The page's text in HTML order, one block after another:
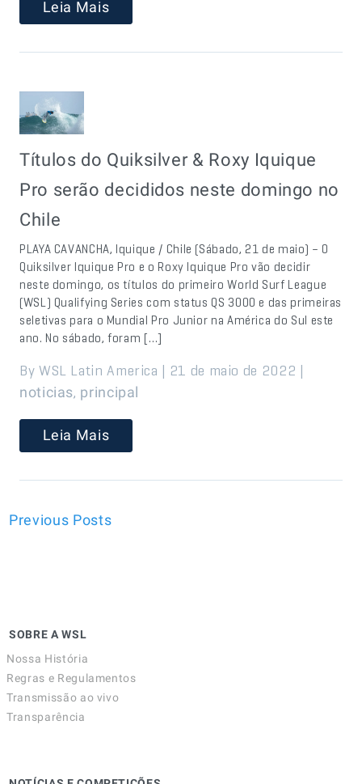
Leia Mais
Títulos do Quiksilver & Roxy Iquique
Pro serão decididos neste domingo no
Chile
PLAYA CAVANCHA, Iquique / Chile (Sábado, 21 de maio) – O
Quiksilver Iquique Pro e o Roxy Iquique Pro vão decidir
neste domingo, os títulos do primeiro World Surf League
(WSL) Qualifying Series com status QS 3000 e das primeiras
seletivas para o Mundial Pro Junior na América do Sul este
ano. No sábado, foram […]
By WSL Latin America | 21 de maio de 2022 |
noticias, principal
Leia Mais
Previous Posts
SOBRE A WSL
Nossa História
Regras e Regulamentos
Transmissão ao vivo
Transparência